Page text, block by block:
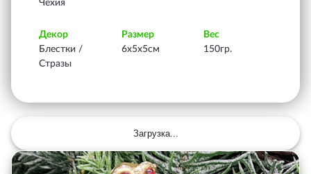
Чехия
Декор
Блестки /
Стразы
Размер
6х5х5см
Вес
150гр.
Загрузка...